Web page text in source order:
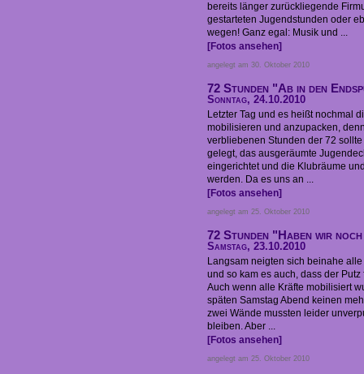
bereits länger zurückliegende
gestarteten Jugendstunden oder
wegen! Ganz egal: Musik und ...
[Fotos ansehen]
angelegt am 30. Oktober 2010
72 Stunden "Ab in den
Sonntag, 24.10.2010
Letzter Tag und es heißt nochmal
mobilisieren und anzupacken,
verbliebenen Stunden der 72
gelegt, das ausgeräumte
eingerichtet und die Klubräume
werden. Da es uns an ...
[Fotos ansehen]
angelegt am 25. Oktober 2010
72 Stunden "Haben wir
Samstag, 23.10.2010
Langsam neigten sich beinahe
und so kam es auch, dass der
Auch wenn alle Kräfte mobilisiert
späten Samstag Abend keinen
zwei Wände mussten leider
bleiben. Aber ...
[Fotos ansehen]
angelegt am 25. Oktober 2010